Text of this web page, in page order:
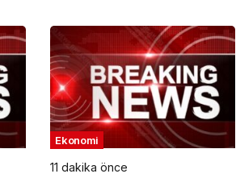
Ekonomi
11 dakika önce